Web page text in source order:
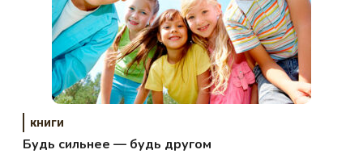
книги
Будь сильнее — будь другом